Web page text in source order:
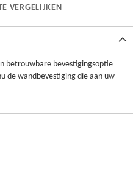
VERGELIJKEN
betrouwbare bevestigingsoptie
de wandbevestiging die aan uw